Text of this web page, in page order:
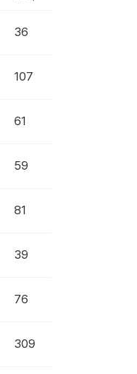
36
107
61
59
81
39
76
309